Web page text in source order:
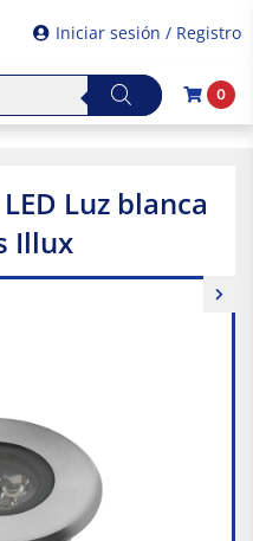
Iniciar sesión / Registro
0
Luz blanca
Illux